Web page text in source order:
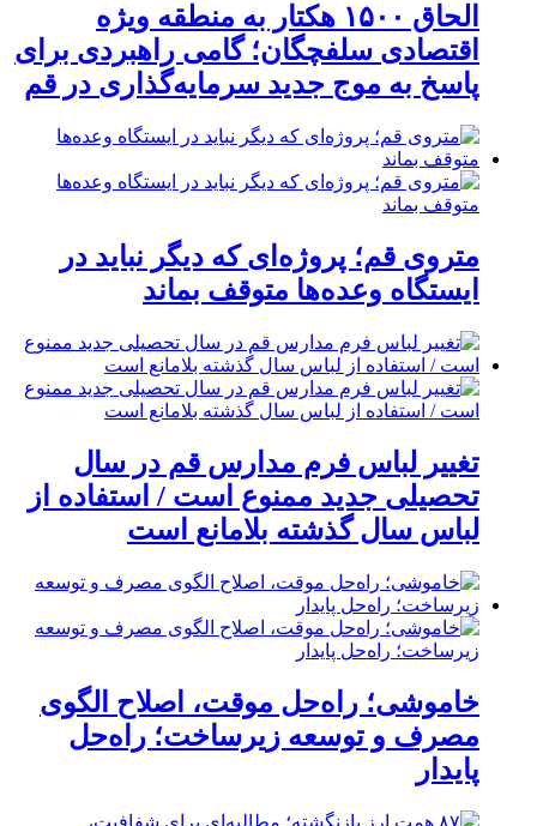
الحاق ۱۵۰۰ هکتار به منطقه ویژه
اقتصادی سلفچگان؛ گامی راهبردی برای
پاسخ به موج جدید سرمایه‌گذاری در قم
متروی قم؛ پروژه‌ای که دیگر نباید در
ایستگاه وعده‌ها متوقف بماند
تغییر لباس فرم مدارس قم در سال
تحصیلی جدید ممنوع است / استفاده از
لباس سال گذشته بلامانع است
خاموشی؛ راه‌حل موقت، اصلاح الگوی
مصرف و توسعه زیرساخت؛ راه‌حل
پایدار